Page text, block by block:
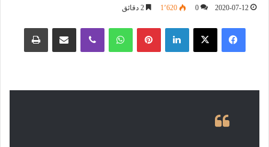
2020-07-12
0 1٬620
فيسبوك ‫X لينكدإن بينتيريست واتساب ڤايبر مشاركة عبر البريد